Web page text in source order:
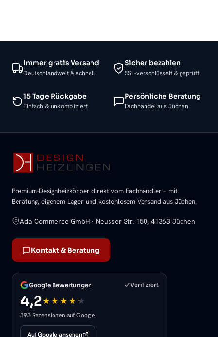
Immer gratis Versand
Deutschlandweit & schnell
Sicher bezahlen
SSL-verschlüsselt & geprüft
15 Tage Rückgabe
Einfach & unkompliziert
Persönliche Beratung
Fachhandel aus Jüchen
Premium-Designheizkörper direkt vom Fachhändler – mit
Beratung, eigenem Lager und kostenlosem Versand aus Jüchen.
Ada Commerce GmbH · Neusser Str. 150, 41363 Jüchen
Kontakt & Beratung
Google Bewertungen Verifiziert
4,2
393 Rezensionen auf Google
Auf Google ansehen